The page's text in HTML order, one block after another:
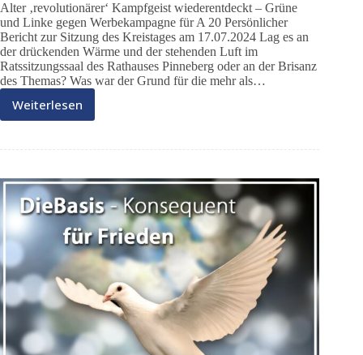
Alter ‚revolutionärer‘ Kampfgeist wiederentdeckt – Grüne
und Linke gegen Werbekampagne für A 20 Persönlicher
Bericht zur Sitzung des Kreistages am 17.07.2024 Lag es an
der drückenden Wärme und der stehenden Luft im
Ratssitzungssaal des Rathauses Pinneberg oder an der Brisanz
des Themas? Was war der Grund für die mehr als…
Weiterlesen
DieBasis